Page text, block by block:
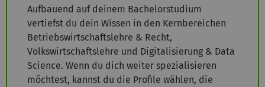
Aufbauend auf deinem Bachelorstudium
vertiefst du dein Wissen in den Kernbereichen
Betriebswirtschaftslehre & Recht,
Volkswirtschaftslehre und Digitalisierung & Data
Science. Wenn du dich weiter spezialisieren
möchtest, kannst du die Profile wählen, die